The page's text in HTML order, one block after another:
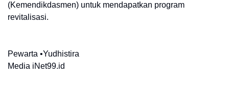
(Kemendikdasmen) untuk mendapatkan program
revitalisasi.
Pewarta •Yudhistira
Media iNet99.id